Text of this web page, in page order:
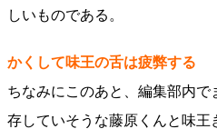
しいものである。
かくして味王の舌は疲弊する
ちなみにこのあと、編集部内
存していそうな藤原くんと味